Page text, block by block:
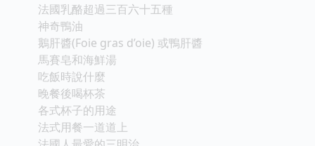
法國乳酪超過三百六十五種
神奇鴨油
鵝肝醬(Foie gras d’oie) 或鴨肝醬
馬賽皂和海鮮湯
吃飯時說什麼
晚餐後喝杯茶
各式杯子的用途
法式用餐一道道上